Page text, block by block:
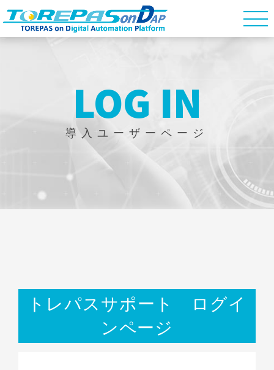
LOG IN
導入ユーザーページ
トレパスサポート ログイ
ンページ